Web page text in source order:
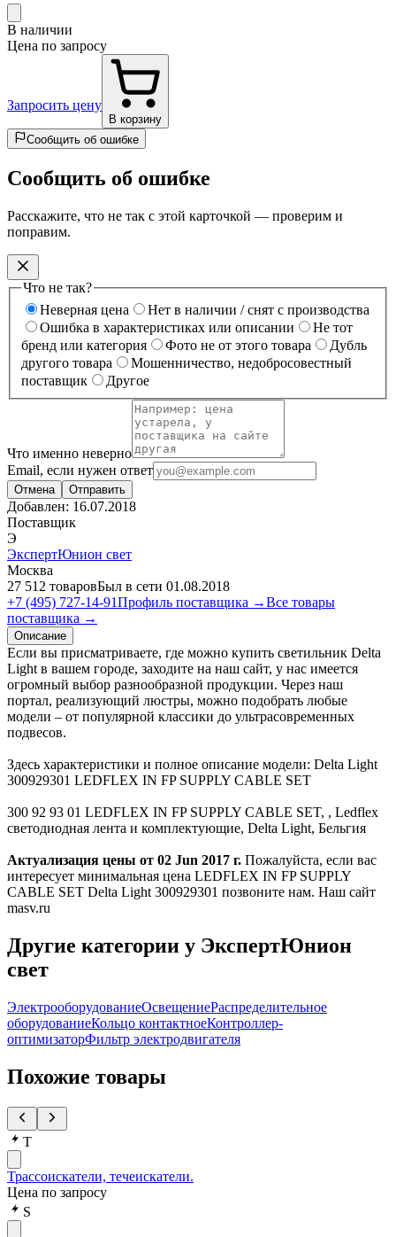
В наличии
Цена по запросу
Запросить цену
В корзину
Сообщить об ошибке
Сообщить об ошибке
Расскажите, что не так с этой карточкой — проверим и
поправим.
Что не так?
Неверная цена
Нет в наличии / снят с производства
Ошибка в характеристиках или описании
Не тот
бренд или категория
Фото не от этого товара
Дубль
другого товара
Мошенничество, недобросовестный
поставщик
Другое
Что именно неверно
Email, если нужен ответ
Отмена Отправить
Добавлен: 16.07.2018
Поставщик
Э
ЭкспертЮнион свет
Москва
27 512 товаровБыл в сети 01.08.2018
+7 (495) 727-14-91Профиль поставщика →Все товары
поставщика →
Описание
Если вы присматриваете, где можно купить светильник Delta
Light в вашем городе, заходите на наш сайт, у нас имеется
огромный выбор разнообразной продукции. Через наш
портал, реализующий люстры, можно подобрать любые
модели – от популярной классики до ультрасовременных
подвесов.
Здесь характеристики и полное описание модели: Delta Light
300929301 LEDFLEX IN FP SUPPLY CABLE SET
300 92 93 01 LEDFLEX IN FP SUPPLY CABLE SET, , Ledflex
светодиодная лента и комплектующие, Delta Light, Бельгия
Актуализация цены от 02 Jun 2017 г. Пожалуйста, если вас
интересует минимальная цена LEDFLEX IN FP SUPPLY
CABLE SET Delta Light 300929301 позвоните нам. Наш сайт
masv.ru
Другие категории у ЭкспертЮнион
свет
ЭлектрооборудованиеОсвещениеРаспределительное
оборудованиеКольцо контактноеКонтроллер-
оптимизаторФильтр электродвигателя
Похожие товары
Т
Трассоискатели, течеискатели.
Цена по запросу
S